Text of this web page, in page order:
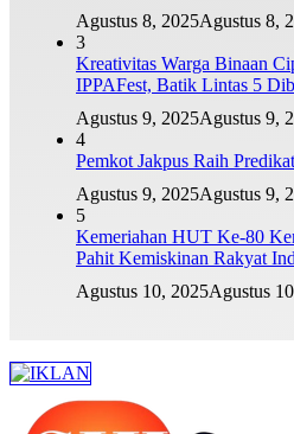
Agustus 8, 2025Agustus 8,
3
Kreativitas Warga Binaan
IPPAFest, Batik Lintas 5
Agustus 9, 2025Agustus 9,
4
Pemkot Jakpus Raih
Agustus 9, 2025Agustus 9,
5
Kemeriahan HUT Ke-80
Pahit Kemiskinan Rakyat
Agustus 10, 2025Agustus